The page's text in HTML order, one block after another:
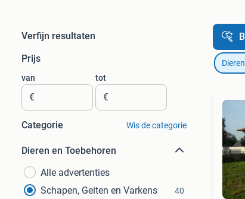
Verfijn resultaten
Prijs
van
€
tot
€
Categorie Wis de categorie
Dieren en Toebehoren
Alle advertenties
Schapen, Geiten en Varkens
40